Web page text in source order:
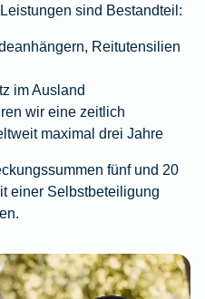
sind Bestandteil:
Reitutensilien
im Ausland
wir eine zeitlich
maximal drei Jahre
fünf und 20
einer Selbstbeteiligung